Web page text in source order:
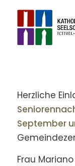
Herzliche
September
Frau